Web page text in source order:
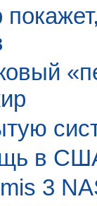
в
3